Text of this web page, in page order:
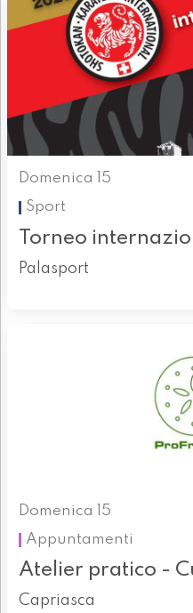
Domenica 15
Sport
Torneo
Palasport
Domenica 15
Appuntamenti
Atelier pratico -
Capriasca